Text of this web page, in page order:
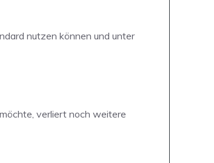
nutzen können und unter
verliert noch weitere